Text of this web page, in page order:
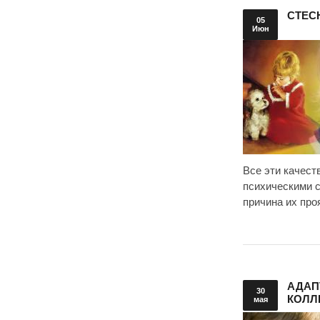
05
Июн
Все эти
психическими
причина их
30
мая